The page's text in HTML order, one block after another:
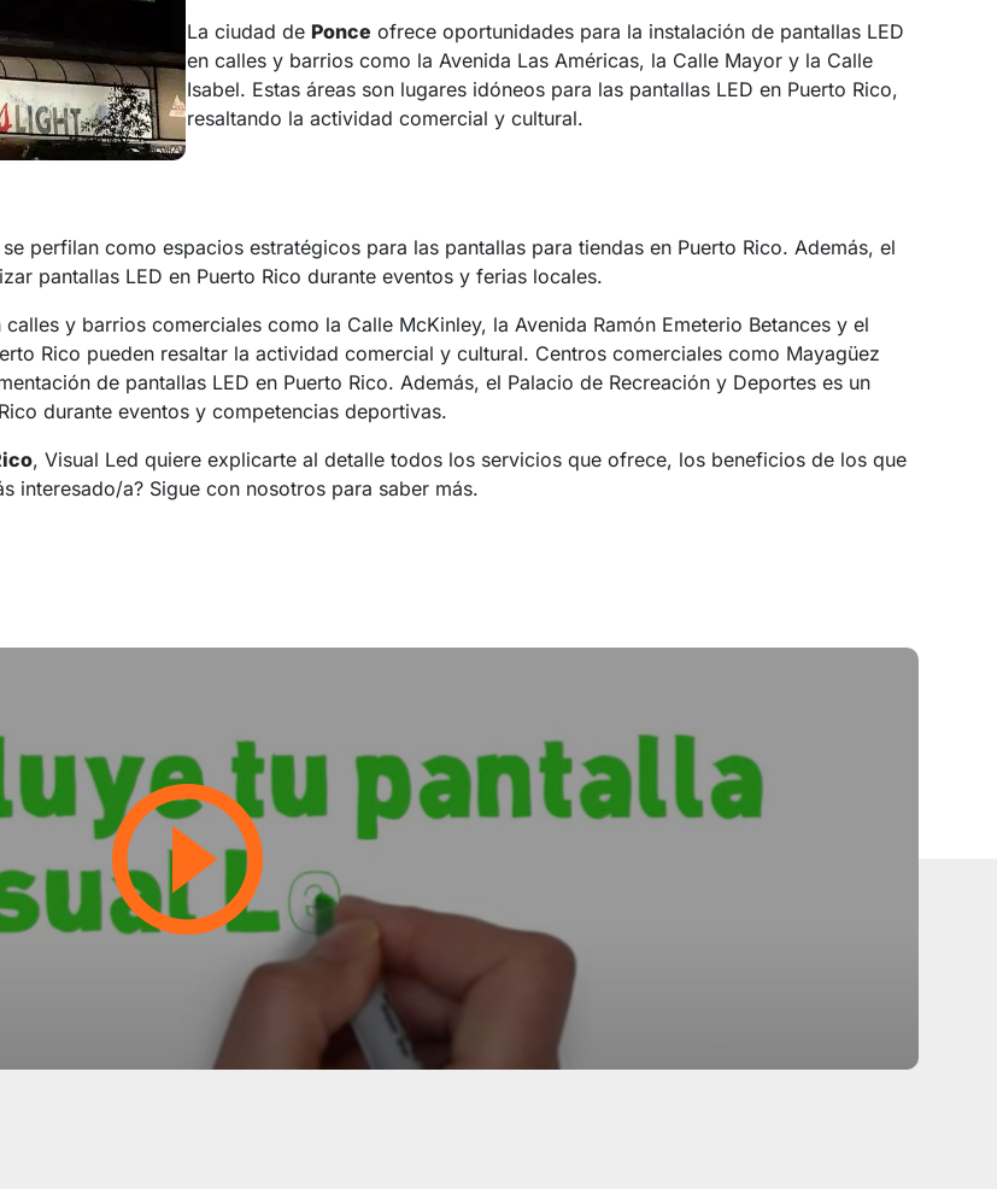
La ciudad de Ponce ofrece oportunidades para la instalación de pantallas LED
en calles y barrios como la Avenida Las Américas, la Calle Mayor y la Calle
Isabel. Estas áreas son lugares idóneos para las pantallas LED en Puerto Rico,
resaltando la actividad comercial y cultural.
perfilan como espacios estratégicos para las pantallas para tiendas en Puerto Rico. Además, el
pantallas LED en Puerto Rico durante eventos y ferias locales.
y barrios comerciales como la Calle McKinley, la Avenida Ramón Emeterio Betances y el
Rico pueden resaltar la actividad comercial y cultural. Centros comerciales como Mayagüez
de pantallas LED en Puerto Rico. Además, el Palacio de Recreación y Deportes es un
durante eventos y competencias deportivas.
, Visual Led quiere explicarte al detalle todos los servicios que ofrece, los beneficios de los que
interesado/a? Sigue con nosotros para saber más.